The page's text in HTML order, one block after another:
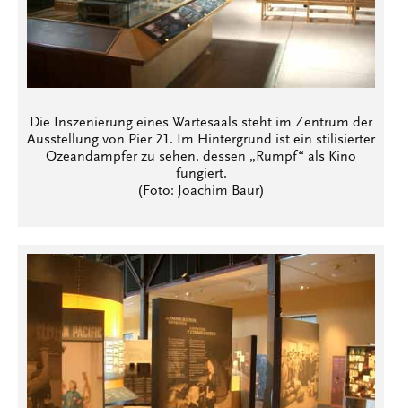
Die Inszenierung eines Wartesaals steht im Zentrum der
Ausstellung von Pier 21. Im Hintergrund ist ein stilisierter
Ozeandampfer zu sehen, dessen „Rumpf“ als Kino
fungiert.
(Foto: Joachim Baur)